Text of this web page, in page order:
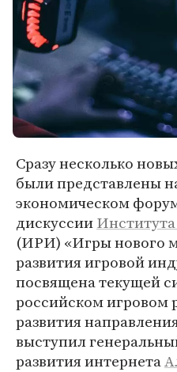
Сразу несколько
были представлены
экономическом
дискуссии
(ИРИ) «Игры нового
развития игровой
посвящена текущей
российском игровом
развития
выступил
развития интернета